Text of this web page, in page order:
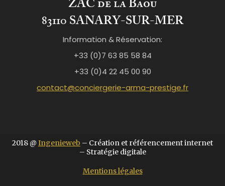
ZAC de la Baou
83110 SANARY-SUR-MER
Information & Réservation:
+33 (0)7 63 85 58 84
+33 (0)4 22 45 00 90
contact@conciergerie-arma-prestige.fr
2018 @ Ingenieweb – Création et référencement internet
– Stratégie digitale
Mentions légales